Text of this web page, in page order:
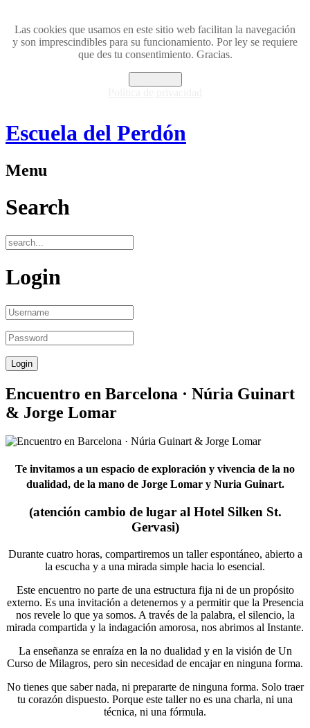
Las cookies que usamos en este sitio web facilitan la navegación
y son imprescindibles para su funcionamiento. Por ley se requiere
que des tu consentimiento. Gracias.
Escuela del Perdón
Menu
Search
Login
Encuentro en Barcelona · Núria Guinart
& Jorge Lomar
Te invitamos a un espacio de exploración y vivencia de la no
dualidad, de la mano de Jorge Lomar y Nuria Guinart.
(atención cambio de lugar al Hotel Silken St.
Gervasi)
Durante cuatro horas, compartiremos un taller espontáneo, abierto a
la escucha y a una mirada simple hacia lo esencial.
Este encuentro no parte de una estructura fija ni de un propósito
externo. Es una invitación a detenernos y a permitir que la Presencia
nos revele lo que ya somos. A través de la palabra, el silencio, la
mirada compartida y la indagación amorosa, nos abrimos al Instante.
La enseñanza se enraíza en la no dualidad y en la visión de Un
Curso de Milagros, pero sin necesidad de encajar en ninguna forma.
No tienes que saber nada, ni prepararte de ninguna forma. Solo traer
tu corazón dispuesto. Porque este taller no es una charla, ni una
técnica, ni una fórmula.